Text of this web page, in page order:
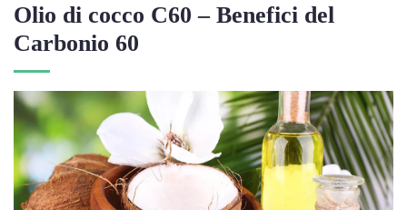
Olio di cocco C60 – Benefici del
Carbonio 60